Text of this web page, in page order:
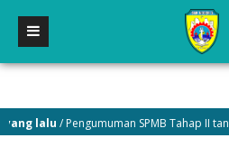
lalu / Pengumuman SPMB Tahap II tanggal